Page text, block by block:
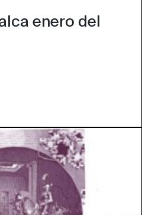
enero del